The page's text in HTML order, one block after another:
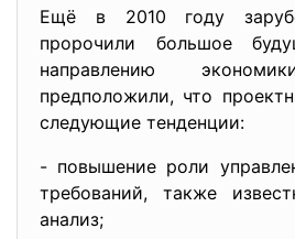
Ещё в 2010 году
пророчили большое
направлению
предположили, что
следующие тенденции:
- повышение роли
требований, также
анализ;